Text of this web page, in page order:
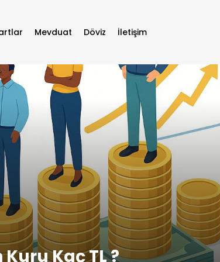
Mevduat Döviz İletişim
Kaç TL ?